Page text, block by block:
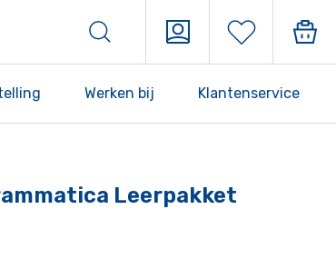
Werken bij Klantenservice
Leerpakket